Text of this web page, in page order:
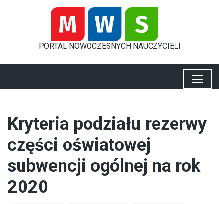
PORTAL NOWOCZESNYCH NAUCZYCIELI
Kryteria podziału rezerwy
części oświatowej
subwencji ogólnej na rok
2020